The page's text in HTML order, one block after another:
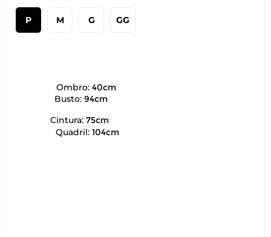
P M G GG
Ombro: 40cm
Busto: 94cm
Cintura: 75cm
Quadril: 104cm